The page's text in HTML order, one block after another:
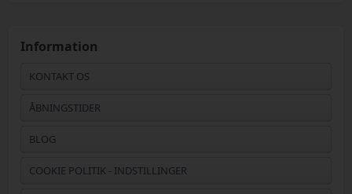
Information
KONTAKT OS
ÅBNINGSTIDER
BLOG
COOKIE POLITIK - INDSTILLINGER